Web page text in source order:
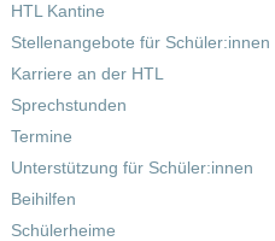
HTL Kantine
Stellenangebote für Schüler:innen
Karriere an der HTL
Sprechstunden
Termine
Unterstützung für Schüler:innen
Beihilfen
Schülerheime